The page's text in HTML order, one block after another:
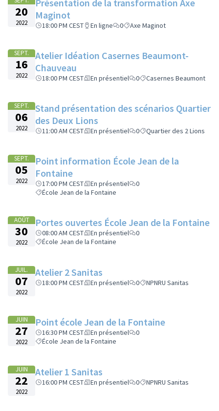
20
2022
Présentation de la transformation Axe
Maginot
18:00 PM CEST En ligne 0 Axe Maginot
SEPT.
16
2022
Atelier Idéation Casernes Beaumont-
Chauveau
18:00 PM CEST En présentiel 0 Casernes Beaumont
SEPT.
06
2022
Stand présentation des scénarios Quartier
des Deux Lions
11:00 AM CEST En présentiel 0 Quartier des 2 Lions
SEPT.
05
2022
Point information École Jean de la
Fontaine
17:00 PM CEST En présentiel
0
École Jean de la Fontaine
AOÛT
30
2022
Portes ouvertes École Jean de la Fontaine
08:00 AM CEST En présentiel
0
École Jean de la Fontaine
JUIL.
07
2022
Atelier 2 Sanitas
18:00 PM CEST En présentiel 0 NPNRU Sanitas
JUIN
27
2022
Point école Jean de la Fontaine
16:30 PM CEST En présentiel
0
École Jean de la Fontaine
JUIN
22
2022
Atelier 1 Sanitas
16:00 PM CEST En présentiel 0 NPNRU Sanitas